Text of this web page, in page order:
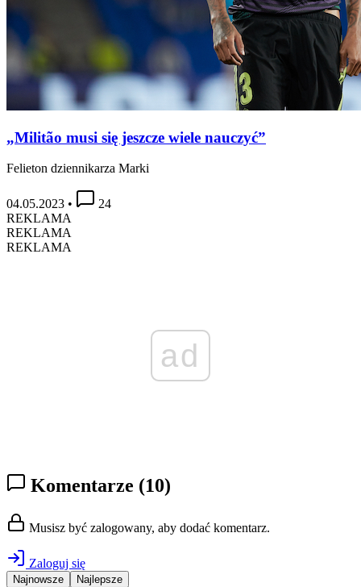
„Militão musi się jeszcze wiele nauczyć”
Felieton dziennikarza Marki
04.05.2023 •
24
REKLAMA
REKLAMA
REKLAMA
ad
Komentarze (10)
Musisz być zalogowany, aby dodać komentarz.
Zaloguj się
Najnowsze Najlepsze